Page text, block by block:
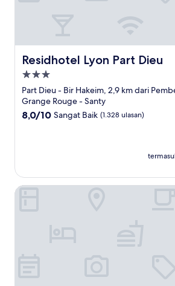
Residhotel Lyon Part Dieu
Residhotel Lyon Part Dieu
Properti
bintang
3.0
Part Dieu - Bir Hakeim, 2,9 km dari
Grange Rouge - Santy
8.0
ulasan)
8,0/10 Sangat Baik (1.328 ulasan)
Montempô Lyon Part Dieu